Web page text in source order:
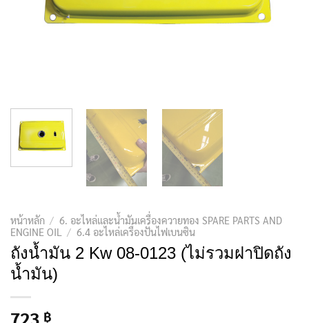
หน้าหลัก / 6. อะไหล่และน้ำมันเครื่องควายทอง SPARE PARTS AND
ENGINE OIL
/ 6.4 อะไหล่เครื่องปั่นไฟเบนซิน
ถังน้ำมัน 2 Kw 08-0123 (ไม่รวมฝาปิดถัง
น้ำมัน)
฿